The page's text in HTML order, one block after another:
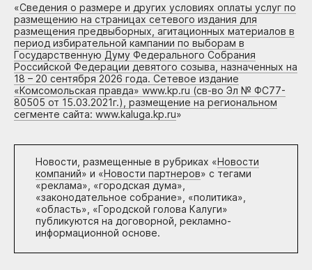
«Сведения о размере и других условиях оплаты услуг по
размещению на страницах сетевого издания для
размещения предвыборных, агитационных материалов в
период избирательной кампании по выборам в
Государственную Думу Федерального Собрания
Российской Федерации девятого созыва, назначенных на
18 – 20 сентября 2026 года. Сетевое издание
«Комсомольская правда» www.kp.ru (св-во Эл № ФС77-
80505 от 15.03.2021г.), размещение на региональном
сегменте сайта: www.kaluga.kp.ru»
Новости, размещенные в рубриках «Новости
компаний» и «Новости партнеров» с тегами
«реклама», «городская дума»,
«законодательное собрание», «политика»,
«область», «Городской голова Калуги»
публикуются на договорной, рекламно-
информационной основе.